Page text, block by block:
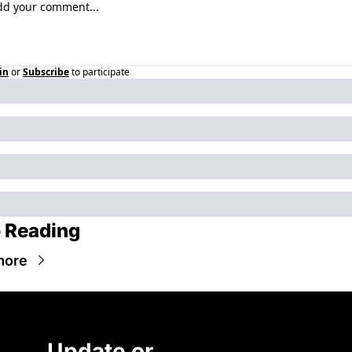
orSubscribeto participate
Reading